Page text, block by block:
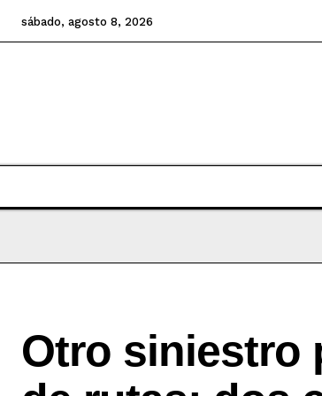
sábado, agosto 8, 2026
Otro siniestro